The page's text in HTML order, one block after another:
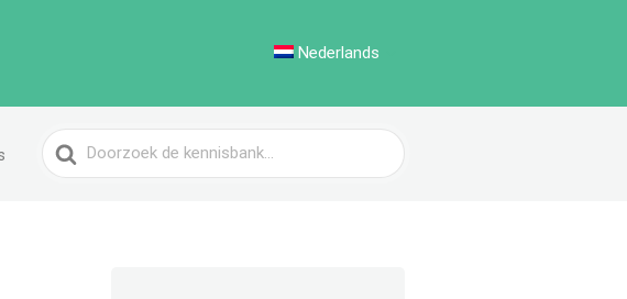
Nederlands
Zoeken
naar